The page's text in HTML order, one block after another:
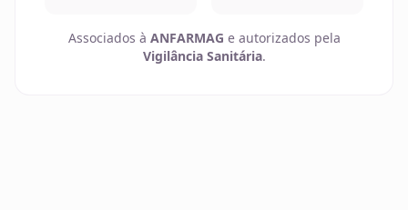
Associados à ANFARMAG e autorizados pela
Vigilância Sanitária.